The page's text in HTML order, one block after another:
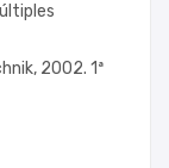
2002. 1ª